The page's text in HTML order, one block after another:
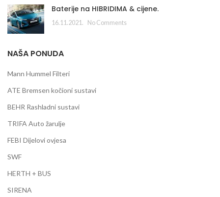
Baterije na HIBRIDIMA & cijene.
16.11.2021. No Comments
NAŠA PONUDA
Mann Hummel Filteri
ATE Bremsen kočioni sustavi
BEHR Rashladni sustavi
TRIFA Auto žarulje
FEBI Dijelovi ovjesa
SWF
HERTH + BUS
SIRENA